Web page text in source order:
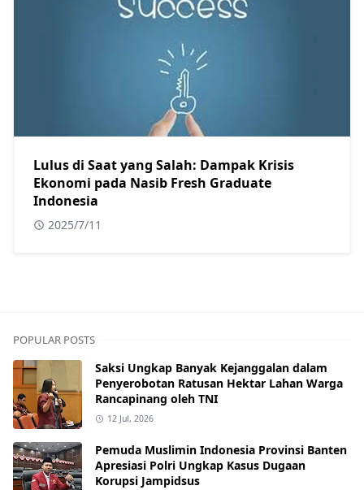
Lulus di Saat yang Salah: Dampak Krisis
Ekonomi pada Nasib Fresh Graduate
Indonesia
2025/7/11
POPULAR POSTS
Saksi Ungkap Banyak Kejanggalan dalam
Penyerobotan Ratusan Hektar Lahan Warga
Rancapinang oleh TNI
12 Jul, 2026
Pemuda Muslimin Indonesia Provinsi Banten
Apresiasi Polri Ungkap Kasus Dugaan
Korupsi Jampidsus